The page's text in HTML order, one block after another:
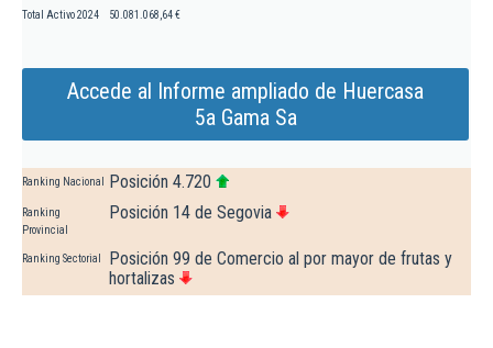
Total Activo 2024 50.081.068,64 €
Accede al Informe ampliado de Huercasa
5a Gama Sa
Ranking Nacional Posición 4.720
Ranking
Provincial
Posición 14 de Segovia
Ranking Sectorial
Posición 99 de Comercio al por mayor de frutas y
hortalizas